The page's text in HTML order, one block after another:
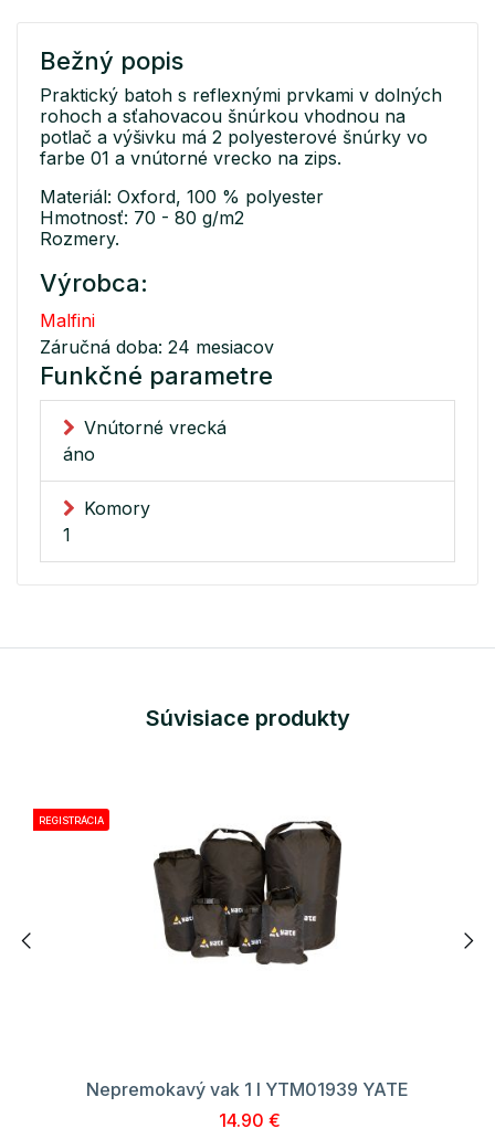
Bežný popis
Praktický batoh s reflexnými prvkami v dolných
rohoch a sťahovacou šnúrkou vhodnou na
potlač a výšivku má 2 polyesterové šnúrky vo
farbe 01 a vnútorné vrecko na zips.
Materiál: Oxford, 100 % polyester
Hmotnosť: 70 - 80 g/m2
Rozmery.
Výrobca:
Malfini
Záručná doba: 24 mesiacov
Funkčné parametre
Vnútorné vrecká
áno
Komory
1
Súvisiace produkty
REGISTRÁCIA
Nepremokavý vak 1 l YTM01939 YATE
14.90 €